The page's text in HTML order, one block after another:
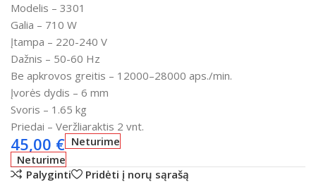
Modelis – 3301
Galia – 710 W
Įtampa – 220-240 V
Dažnis – 50-60 Hz
Be apkrovos greitis – 12000–28000 aps./min.
Įvorės dydis – 6 mm
Svoris – 1.65 kg
Priedai – Veržliaraktis 2 vnt.
45,00 € Neturime
Neturime
Palyginti
Pridėti į norų sąrašą